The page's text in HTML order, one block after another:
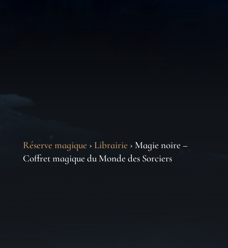
Réserve magique › Librairie › Magie noire –
Coffret magique du Monde des Sorciers